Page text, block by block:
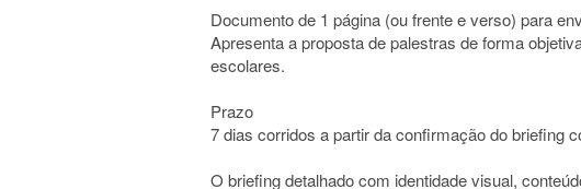
Documento de 1 página (ou frente e verso) para
Apresenta a proposta de palestras de forma
escolares.
Prazo
7 dias corridos a partir da confirmação do briefing
O briefing detalhado com identidade visual,